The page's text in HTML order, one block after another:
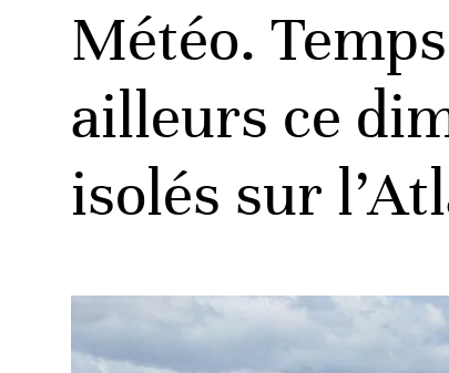
Météo.
ailleurs ce
isolés sur